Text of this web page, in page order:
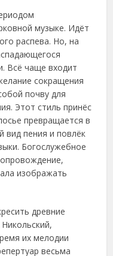
музыке. Идёт
распева. Но, на
Всё чаще входит
сокращения
почву для
Этот стиль принёс
превращается в
вид пения и повлёк
Богослужебное
изображать
древние
их мелодии
весьма